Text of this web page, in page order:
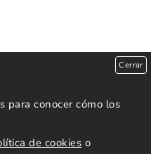
Cerrar
para conocer cómo los
de cookies o